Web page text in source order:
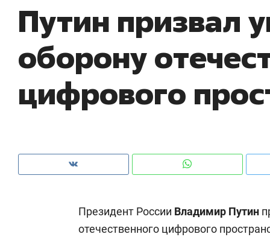
Путин призвал
оборону
цифрового
Президент России Владимир Путин
отечественного цифрового